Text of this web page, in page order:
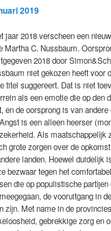
2019
jaar 2018 verscheen een
Martha C. Nussbaum.
2018 door
niet gekozen heeft voor
titel suggereert. Dat is niet
als een emotie die op den
en de oorsprong is van
is een alleen heerser
Als maatschappelijk
grote zorgen over de
landen. Hoewel duidelijk
bezwaar tegen het
die op populistische
de vooruitgang in
zijn. Met name in de
gebrekkige zorg en